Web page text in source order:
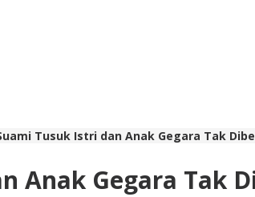
Tusuk Istri dan Anak Gegara Tak
Anak Gegara Tak